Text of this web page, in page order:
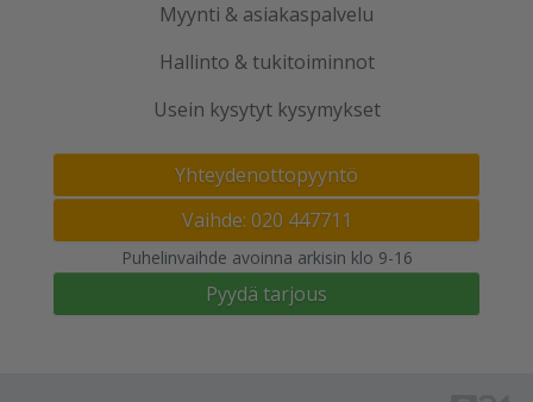
Myynti & asiakaspalvelu
Hallinto & tukitoiminnot
Usein kysytyt kysymykset
Yhteydenottopyyntö
Vaihde: 020 447711
Puhelinvaihde avoinna arkisin klo 9-16
Pyydä tarjous